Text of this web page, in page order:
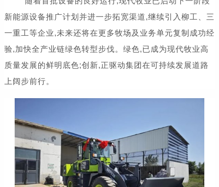
新能源设备推广计划并进一步拓宽渠道,继续引入柳工、三
一重工等企业,未来还将在更多牧场及业务单元复制成功经
验,加快全产业链绿色转型步伐。绿色,已成为现代牧业高
质量发展的鲜明底色;创新,正驱动集团在可持续发展道路
上阔步前行。